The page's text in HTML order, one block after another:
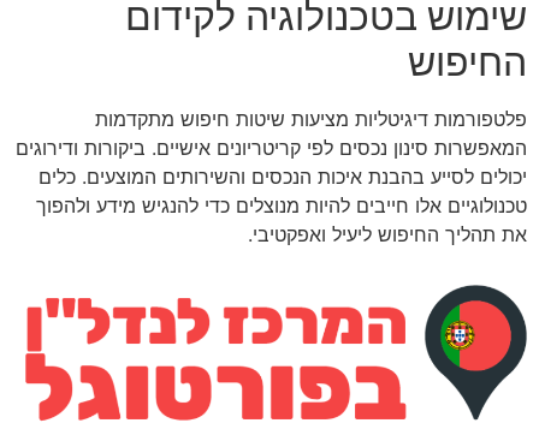
שימוש בטכנולוגיה לקידום
החיפוש
פלטפורמות דיגיטליות מציעות שיטות חיפוש מתקדמות
המאפשרות סינון נכסים לפי קריטריונים אישיים. ביקורות ודירוגים
יכולים לסייע בהבנת איכות הנכסים והשירותים המוצעים. כלים
טכנולוגיים אלו חייבים להיות מנוצלים כדי להנגיש מידע ולהפוך
את תהליך החיפוש ליעיל ואפקטיבי.